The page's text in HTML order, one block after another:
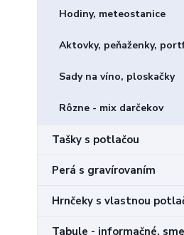
Hodiny, meteostanice
Aktovky, peňaženky,
Sady na víno, ploskačky
Rôzne - mix darčekov
Tašky s potlačou
Perá s gravírovaním
Hrnčeky s vlastnou
Tabule - informačné,